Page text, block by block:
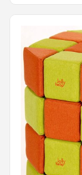
Educatief
Grimms style